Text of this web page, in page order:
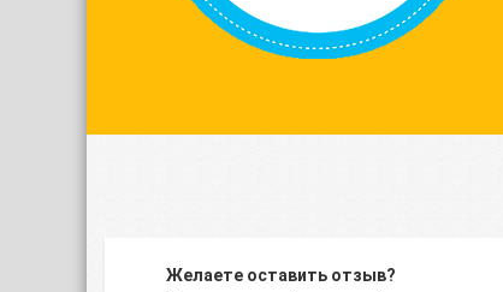
Желаете оставить отзыв?